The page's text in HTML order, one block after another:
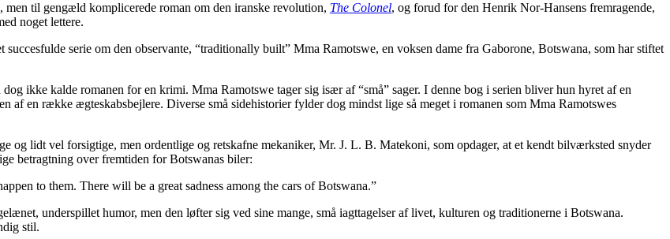
til gengæld komplicerede roman om den iranske revolution, The Colonel, og forud for den Henrik Nor-Hansens fremragende,
noget lettere.
serie om den observante, “traditionally built” Mma Ramotswe, en voksen dame fra Gaborone, Botswana, som har stiftet
ikke kalde romanen for en krimi. Mma Ramotswe tager sig især af “små” sager. I denne bog i serien bliver hun hyret af en
af en række ægteskabsbejlere. Diverse små sidehistorier fylder dog mindst lige så meget i romanen som Mma Ramotswes
og lidt vel forsigtige, men ordentlige og retskafne mekaniker, Mr. J. L. B. Matekoni, som opdager, at et kendt bilværksted snyder
betragtning over fremtiden for Botswanas biler:
to them. There will be a great sadness among the cars of Botswana.”
underspillet humor, men den løfter sig ved sine mange, små iagttagelser af livet, kulturen og traditionerne i Botswana.
stil.